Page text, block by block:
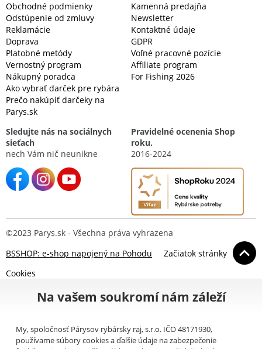
Obchodné podmienky
Odstúpenie od zmluvy
Reklamácie
Doprava
Platobné metódy
Vernostný program
Nákupný poradca
Ako vybrať darček pre rybára
Prečo nakúpiť darčeky na
Parys.sk
Kamenná predajňa
Newsletter
Kontaktné údaje
GDPR
Voľné pracovné pozície
Affiliate program
For Fishing 2026
Sledujte nás na sociálnych
sieťach
nech Vám nič neunikne
Pravidelné ocenenia Shop
roku.
2016-2024
©2023 Parys.sk - Všechna práva vyhrazena
BSSHOP: e-shop napojený na Pohodu
Začiatok stránky
Cookies
Na vašem soukromí nám záleží
My, spoločnosť Párysov rybársky raj, s.r.o. IČO 48171930,
používame súbory cookies a ďalšie údaje na zabezpečenie